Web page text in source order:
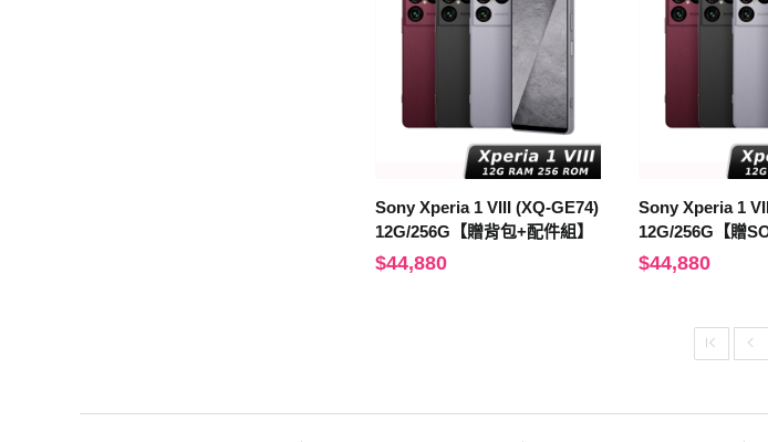
Sony Xperia 1 VIII (XQ-GE74)
12G/256G【贈背包+配件組】
$44,880
Sony Xperia 1
12G/256G【贈
廠背包】
$44,880